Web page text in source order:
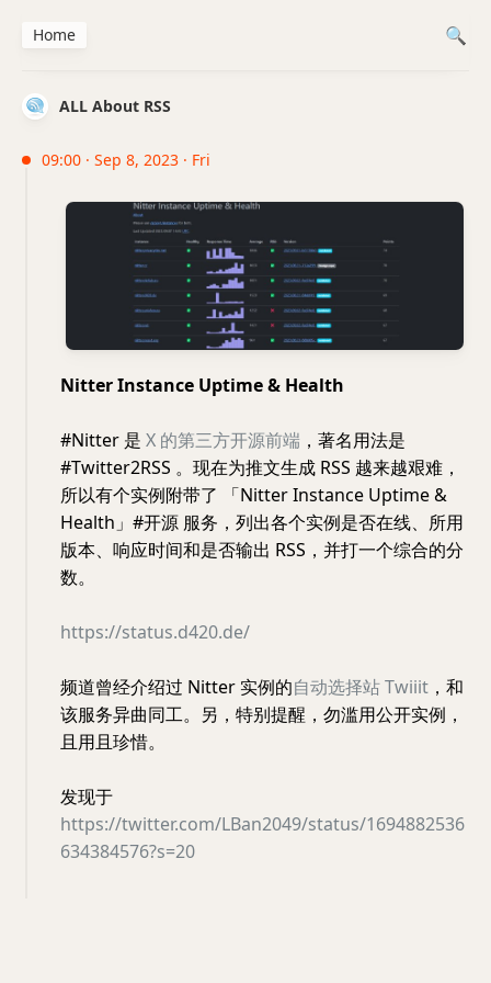
ALL About RSS
09:00 · Sep 8, 2023 · Fri
Nitter Instance Uptime & Health
#Nitter 是 X 的第三方开源前端 ，著名用法是
#Twitter2RSS 。现在为推文生成 RSS 越来越艰难，
所以有个实例附带了 「Nitter Instance Uptime &
Health」#开源 服务，列出各个实例是否在线、所用
版本、响应时间和是否输出 RSS，并打一个综合的分
数。
https://status.d420.de/
频道曾经介绍过 Nitter 实例的自动选择站 Twiiit ，和
该服务异曲同工。另，特别提醒，勿滥用公开实例，
且用且珍惜。
发现于
https://twitter.com/LBan2049/status/1694882536
634384576?s=20
Home